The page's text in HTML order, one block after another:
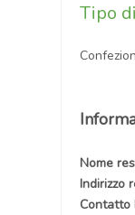
Tipo
Nome
Indirizzo
Contatto